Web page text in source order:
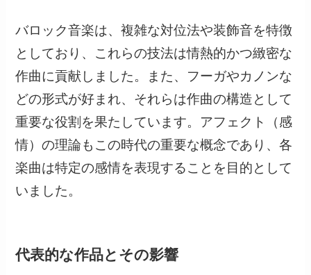
バロック音楽は、複雑な対位法や装飾音を特徴
としており、これらの技法は情熱的かつ緻密な
作曲に貢献しました。また、フーガやカノンな
どの形式が好まれ、それらは作曲の構造として
重要な役割を果たしています。アフェクト（感
情）の理論もこの時代の重要な概念であり、各
楽曲は特定の感情を表現することを目的として
いました。
代表的な作品とその影響